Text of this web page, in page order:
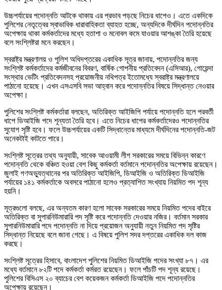
উচ্চপর্যায়ের পদোন্নতি আটকে থাকায় এর প্রভাব পড়ছে নিচের ধাপেও। এতে একদিকে
পুলিশের নেতৃত্বের স্বাভাবিক ধারাবাহিকতা ব্যাহত হচ্ছে, অন্যদিকে দীর্ঘদিন পদোন্নতির
অপেক্ষায় থাকা কর্মকর্তাদের মধ্যে হতাশা ও মনোবল কমে যাওয়ার আশঙ্কা তৈরি হয়েছে
বলে সংশ্লিষ্টরা মনে করছেন।
স্বরাষ্ট্র মন্ত্রণালয় ও পুলিশ অধিদপ্তরের একাধিক সূত্র জানায়, পদোন্নতির জন্য
সংশ্লিষ্ট কর্মকর্তাদের কর্মজীবনের বিবরণ, বার্ষিক গোপনীয় প্রতিবেদন (এসিআর), গোয়েন্দা
সংস্থার ভেটিং প্রতিবেদনসহ প্রয়োজনীয় নথিপত্র ইতোমধ্যে স্বরাষ্ট্র মন্ত্রণালয়ে
পাঠানো হয়েছে। এখন এসএসবি সভা আহ্বান করে পদোন্নতির বিষয়ে সিদ্ধান্ত নেওয়ার
অপেক্ষা।
পুলিশের সংশ্লিষ্ট কর্মকর্তারা বলছেন, অতিরিক্ত আইজিপি পর্যায়ে পদোন্নতি হলে পরবর্তী
ধাপে ডিআইজি পদে শূন্যতা তৈরি হবে। এতে নিচের ধাপের কর্মকর্তাদেরও পদোন্নতির
সুযোগ সৃষ্টি হবে। ফলে উচ্চপর্যায়ের একটি সিদ্ধান্তের মাধ্যমে দীর্ঘদিনের পদোন্নতি-জট
অনেকটাই কাটতে পারে।
সংশ্লিষ্ট সূত্রের তথ্য অনুযায়ী, সাবেক আওয়ামী লীগ সরকারের সময়ে বিভিন্ন কারণে
পদোন্নতি থেকে বঞ্চিত হওয়া বেশ কিছু কর্মকর্তা বর্তমানে পদোন্নতির অপেক্ষায় রয়েছেন।
জুলাই গণঅভ্যুত্থানের পর অতিরিক্ত আইজিপি, ডিআইজি ও অতিরিক্ত ডিআইজি
পর্যায়ের ১৪১ কর্মকর্তাকে অবসরে পাঠানো হলেও প্রত্যাশিত সংখ্যায় নিয়মিত পদ শূন্য
হয়নি।
সূত্রগুলো বলছে, এর অন্যতম কারণ হলো সাবেক সরকারের সময়ে নিয়মিত পদের বাইরে
অতিরিক্ত বা সুপারনিউমারারি পদ সৃষ্টি করে পদোন্নতি দেওয়ার নজির। বর্তমান সরকার
সুপারনিউমারারি পদে পদোন্নতি না দিয়ে প্রয়োজন অনুযায়ী নতুন নিয়মিত পদ সৃষ্টির
সিদ্ধান্ত নিয়েছে বলে জানা গেছে। এ বিষয়ে পুলিশ সদর দপ্তরের একাধিক দল কাজ
করছে।
সংশ্লিষ্ট সূত্রের হিসাবে, বাংলাদেশ পুলিশের নিয়মিত ডিআইজি পদের সংখ্যা ৮৭। এর
মধ্যে বর্তমানে ৮২টি পদে কর্মকর্তা কর্মরত রয়েছেন। ফলে পাঁচটি পদ শূন্য রয়েছে।
পুলিশের বিসিএস ২০ ব্যাচের বেশ কয়েকজন কর্মকর্তা ডিআইজি পদে পদোন্নতির
অপেক্ষায় রয়েছেন।